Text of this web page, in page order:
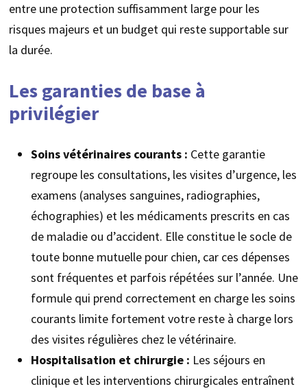
entre une protection suffisamment large pour les
risques majeurs et un budget qui reste supportable sur
la durée.
Les garanties de base à
privilégier
Soins vétérinaires courants : Cette garantie
regroupe les consultations, les visites d’urgence, les
examens (analyses sanguines, radiographies,
échographies) et les médicaments prescrits en cas
de maladie ou d’accident. Elle constitue le socle de
toute bonne mutuelle pour chien, car ces dépenses
sont fréquentes et parfois répétées sur l’année. Une
formule qui prend correctement en charge les soins
courants limite fortement votre reste à charge lors
des visites régulières chez le vétérinaire.
Hospitalisation et chirurgie : Les séjours en
clinique et les interventions chirurgicales entraînent